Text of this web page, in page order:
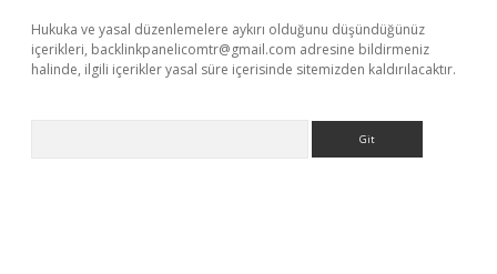
Hukuka ve yasal düzenlemelere aykırı olduğunu düşündüğünüz
içerikleri, backlinkpanelicomtr@gmail.com adresine bildirmeniz
halinde, ilgili içerikler yasal süre içerisinde sitemizden kaldırılacaktır.